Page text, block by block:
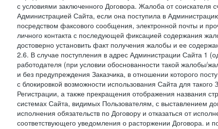
с условиями заключенного Договора. Жалоба от
Администрацией Сайта, если она поступила в
посредством факсового сообщения, электронной почты и
личного контакта с последующей фиксацией содержания
достоверно установить факт получения жалобы и ее
2.6. В случае поступления в адрес Администрации Сайта 1
работодателя (при условии обоснованности такой
и без предупреждения Заказчика, в отношении которого
с блокировкой возможности использования Сайта для
Регистрации, а также прекращения отображения названия
системах Сайта, видимых Пользователям, с выставлением
исполнения обязательств по Договору и отказаться от
соответствующего уведомления о расторжении Договора. и